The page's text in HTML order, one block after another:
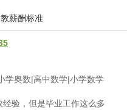
主动去发现自身的不足，取得
薪酬标准
学奥数|高中数学|小学数学
经验，但是毕业工作这么多